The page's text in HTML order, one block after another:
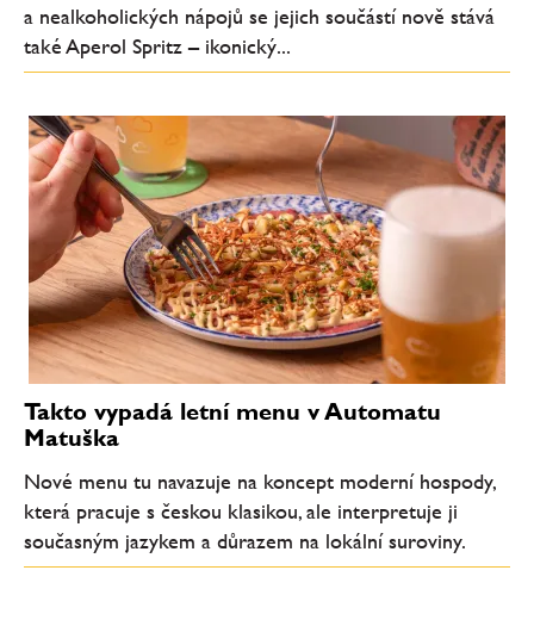
a nealkoholických nápojů se jejich součástí nově stává
také Aperol Spritz – ikonický...
Takto vypadá letní menu v Automatu
Matuška
Nové menu tu navazuje na koncept moderní hospody,
která pracuje s českou klasikou, ale interpretuje ji
současným jazykem a důrazem na lokální suroviny.